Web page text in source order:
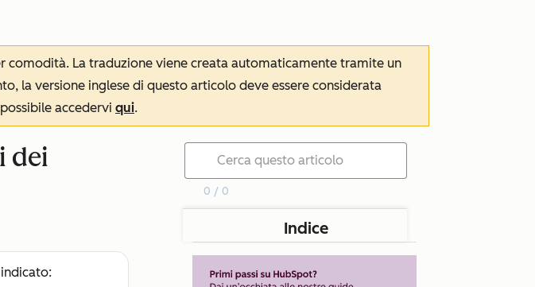
La traduzione viene creata automaticamente tramite un
la versione inglese di questo articolo deve essere considerata
accedervi qui.
dei
0 / 0
Indice